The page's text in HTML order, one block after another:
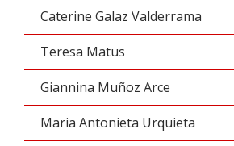
Caterine Galaz Valderrama
Teresa Matus
Giannina Muñoz Arce
Maria Antonieta Urquieta